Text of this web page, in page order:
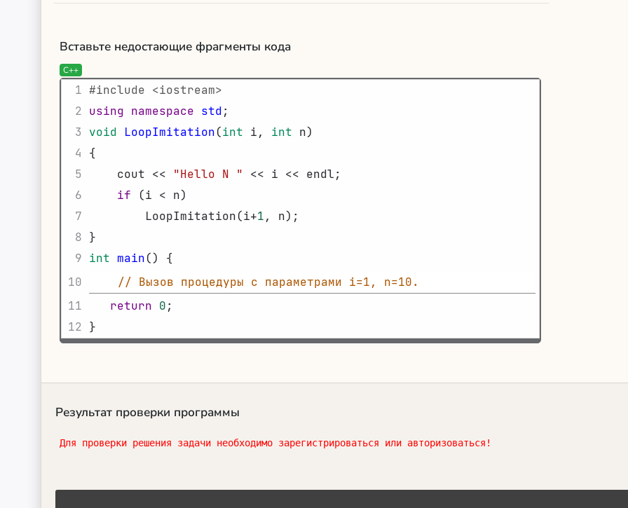
Вставьте недостающие фрагменты кода
C++
1 #include <iostream>
2 using namespace std;
3
void LoopImitation(int i, int n)
4
{
5
cout << "Hello N " << i << endl;
6
if (i < n)
7
LoopImitation(i+1, n) ;
8 }
9 int main()
{
10
// Вызов процедуры с параметрами i=1, n=10.
11
return 0;
12 }
Результат проверки программы
Для проверки решения задачи необходимо зарегистрироваться или авторизоваться!